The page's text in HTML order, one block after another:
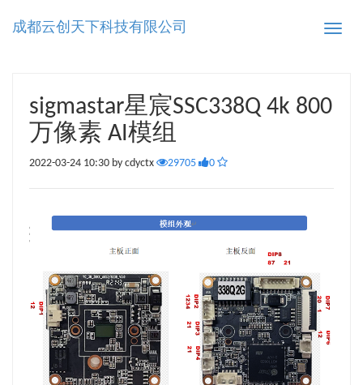
Toggle
成都云创天下科技有限公司
sigmastar星宸SSC338Q 4k 800
万像素 AI模组
2022-03-24 10:30 by cdyctx 29705 0